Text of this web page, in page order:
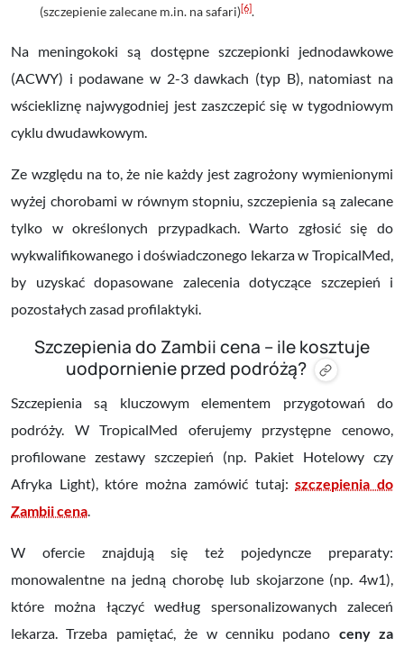
(szczepienie zalecane m.in. na safari)[6].
Na meningokoki są dostępne szczepionki jednodawkowe
(ACWY) i podawane w 2-3 dawkach (typ B), natomiast na
wściekliznę najwygodniej jest zaszczepić się w tygodniowym
cyklu dwudawkowym.
Ze względu na to, że nie każdy jest zagrożony wymienionymi
wyżej chorobami w równym stopniu, szczepienia są zalecane
tylko w określonych przypadkach. Warto zgłosić się do
wykwalifikowanego i doświadczonego lekarza w TropicalMed,
by uzyskać dopasowane zalecenia dotyczące szczepień i
pozostałych zasad profilaktyki.
Szczepienia do Zambii cena – ile kosztuje
uodpornienie przed podróżą?
Szczepienia są kluczowym elementem przygotowań do
podróży. W TropicalMed oferujemy przystępne cenowo,
profilowane zestawy szczepień (np. Pakiet Hotelowy czy
Afryka Light), które można zamówić tutaj:szczepienia do
Zambii cena.
W ofercie znajdują się też pojedyncze preparaty:
monowalentne na jedną chorobę lub skojarzone (np. 4w1),
które można łączyć według spersonalizowanych zaleceń
lekarza. Trzeba pamiętać, że w cenniku podano ceny za